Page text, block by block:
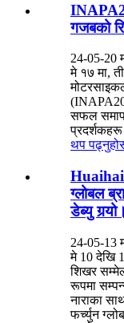
गजबको
24-05-20
मे १७ मा,
सफल
प्रदर्शकहरू
थप
ग्लोबल
डेब्यु गर्‍यो।
24-05-13
मे 10 देखि
शिखर
रूपमा
नाराका
फर्च्युन